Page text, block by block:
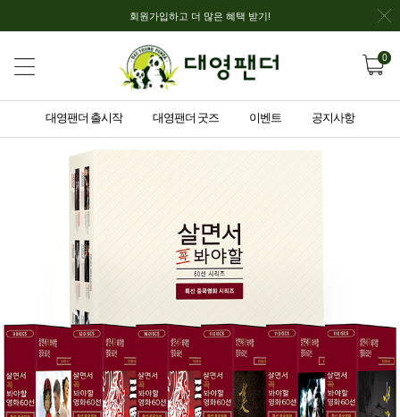
회원가입하고 더 많은 혜택 받기!
0
대영팬더 출시작 대영팬더 굿즈 이벤트 공지사항